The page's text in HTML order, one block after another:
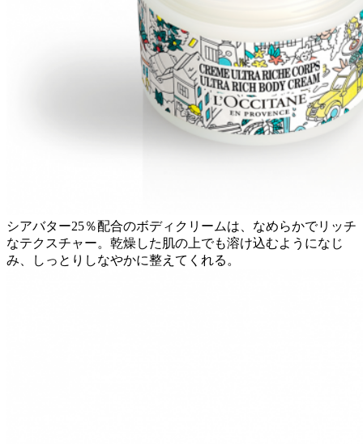
シアバター25％配合のボディクリームは、なめらかでリッチ
なテクスチャー。乾燥した肌の上でも溶け込むようになじ
み、しっとりしなやかに整えてくれる。